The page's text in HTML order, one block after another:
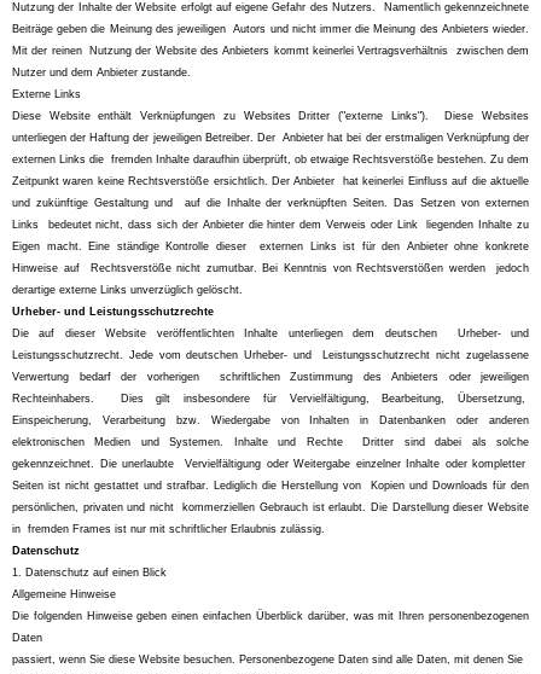
Nutzung der Inhalte der Website erfolgt auf eigene Gefahr des Nutzers. Namentlich gekennzeichnete
Beiträge geben die Meinung des jeweiligen Autors und nicht immer die Meinung des Anbieters wieder.
Mit der reinen Nutzung der Website des Anbieters kommt keinerlei Vertragsverhältnis zwischen dem
Nutzer und dem Anbieter zustande.
Externe Links
Diese Website enthält Verknüpfungen zu Websites Dritter ("externe Links"). Diese Websites
unterliegen der Haftung der jeweiligen Betreiber. Der Anbieter hat bei der erstmaligen Verknüpfung der
externen Links die fremden Inhalte daraufhin überprüft, ob etwaige Rechtsverstöße bestehen. Zu dem
Zeitpunkt waren keine Rechtsverstöße ersichtlich. Der Anbieter hat keinerlei Einfluss auf die aktuelle
und zukünftige Gestaltung und auf die Inhalte der verknüpften Seiten. Das Setzen von externen
Links bedeutet nicht, dass sich der Anbieter die hinter dem Verweis oder Link liegenden Inhalte zu
Eigen macht. Eine ständige Kontrolle dieser externen Links ist für den Anbieter ohne konkrete
Hinweise auf Rechtsverstöße nicht zumutbar. Bei Kenntnis von Rechtsverstößen werden jedoch
derartige externe Links unverzüglich gelöscht.
Urheber- und Leistungsschutzrechte
Die auf dieser Website veröffentlichten Inhalte unterliegen dem deutschen Urheber- und
Leistungsschutzrecht. Jede vom deutschen Urheber- und Leistungsschutzrecht nicht zugelassene
Verwertung bedarf der vorherigen schriftlichen Zustimmung des Anbieters oder jeweiligen
Rechteinhabers. Dies gilt insbesondere für Vervielfältigung, Bearbeitung, Übersetzung,
Einspeicherung, Verarbeitung bzw. Wiedergabe von Inhalten in Datenbanken oder anderen
elektronischen Medien und Systemen. Inhalte und Rechte Dritter sind dabei als solche
gekennzeichnet. Die unerlaubte Vervielfältigung oder Weitergabe einzelner Inhalte oder kompletter
Seiten ist nicht gestattet und strafbar. Lediglich die Herstellung von Kopien und Downloads für den
persönlichen, privaten und nicht kommerziellen Gebrauch ist erlaubt. Die Darstellung dieser Website
in fremden Frames ist nur mit schriftlicher Erlaubnis zulässig.
Datenschutz
1. Datenschutz auf einen Blick
Allgemeine Hinweise
Die folgenden Hinweise geben einen einfachen Überblick darüber, was mit Ihren personenbezogenen
Daten
passiert, wenn Sie diese Website besuchen. Personenbezogene Daten sind alle Daten, mit denen Sie